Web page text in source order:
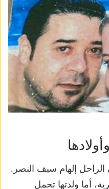
إلهام سيف النصر.
أما ولدتها تحمل